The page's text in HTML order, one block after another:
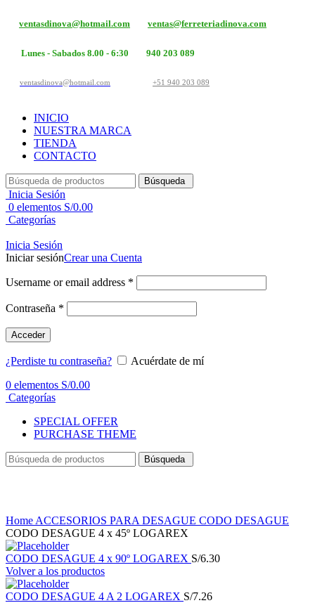
ventasdinova@hotmail.com ventas@ferreteriadinova.com
Lunes - Sabados 8.00 - 6:30 940 203 089
ventasdinova@hotmail.com +51 940 203 089
INICIO
NUESTRA MARCA
TIENDA
CONTACTO
Búsqueda
Inicia Sesión
0 elementos S/0.00
Categorías
Inicia Sesión
Iniciar sesiónCrear una Cuenta
Username or email address *
Contraseña *
Acceder
¿Perdiste tu contraseña?
Acuérdate de mí
0 elementos S/0.00
Categorías
SPECIAL OFFER
PURCHASE THEME
Búsqueda
Home ACCESORIOS PARA DESAGUE CODO DESAGUE
CODO DESAGUE 4 x 45º LOGAREX
CODO DESAGUE 4 x 90º LOGAREX S/6.30
Volver a los productos
CODO DESAGUE 4 A 2 LOGAREX S/7.26